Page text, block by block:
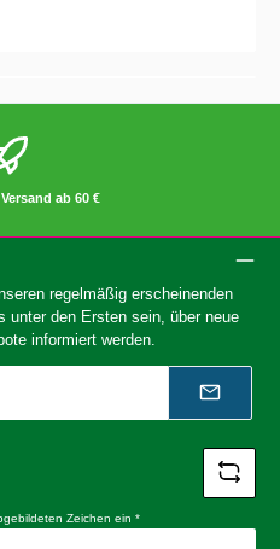
ab 60 €
regelmäßig erscheinenden
unter den Ersten sein, über neue
informiert werden.
Zeichen ein *